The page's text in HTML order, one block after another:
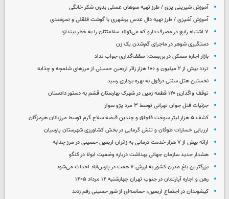
آموزش شیرینی پزی / طرز تهیه سوهان عسلی بدون شکر خانگی
آموزش آشپزی / طرز تهیه دال عدس بوشهری با گوشت قلقلی و تمرهندی
۷ اشتباه رایج در مصرف دارو که می‌تواند سلامتتان را به خطر بیندازد
دستگیری شوهر در ماجرای گم‌شدن یک زن
بازار اجاره مسکن در بن‌بست؛ سقف‌گذاری جواب نداد
تردد بیش از ۲ میلیون و ۱۰۰ هزار زائر اربعین حسینی از مرزهای شلمچه و چذابه
نخستین هتل سنتی دزفول به بهره برداری رسید
توقف واگذاری ۱۲۰ قطعه زمین در شهرک بهارستان قشم به دستور دادستان
جزئیات قتل جوان تهرانی توسط ۳ مرد پژو سوار
کشف ۵ هزار لیتر سوخت قاچاق و چندین قبضه سلاح گرم توسط مرزبانان هرمزگان
ارزیابی خسارات طوفان و تنش گرمایی در بخش کشاورزی شهرستان پارسیان
ارائه بیش از ۷ هزار خدمت درمانی به زائران اربعین حسینی در مرز چذابه
هشدار جدید سازمان جهانی بهداشت درباره وضعیت ابولا در کنگو
بزرگترین باغ مدرن کشور به ارزش ۷ همت در پارس‌آباد احداث می‌شود
رهن و اجاره آپارتمان در جنوب تهران چهارشنبه ۱۴ مرداد ۱۴۰۵
کیشوندان در اجتماع اربعین، حماسه‌ای از شور حسینی رقم زدند